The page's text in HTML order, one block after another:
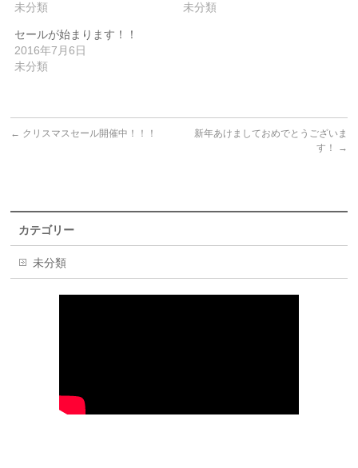
未分類
未分類
セールが始まります！！
2016年7月6日
未分類
← クリスマスセール開催中！！！
新年あけましておめでとうございま
す！
→
カテゴリー
未分類